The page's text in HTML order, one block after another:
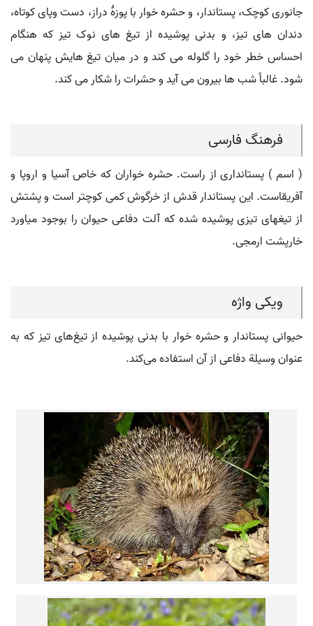
جانوری کوچک، پستاندار، و حشره خوار با پوزۀ دراز، دست وپای کوتاه،
دندان های تیز، و بدنی پوشیده از تیغ های نوک تیز که هنگام
احساس خطر خود را گلوله می کند و در میان تیغ هایش پنهان می
شود. غالباً شب ها بیرون می آید و حشرات را شکار می کند.
فرهنگ فارسی
( اسم ) پستانداری از راست. حشره خواران که خاص آسیا و اروپا و
آفریقاست. این پستاندار قدش از خرگوش کمی کوچتر است و پشتش
از تیغهای تیزی پوشیده شده که آلت دفاعی حیوان را بوجود میاورد
خارپشت ارمجی.
ویکی واژه
حیوانی پستاندار و حشره خوار با بدنی پوشیده از تیغ‌های تیز که به
عنوان وسیلة دفاعی از آن استفاده می‌کند.